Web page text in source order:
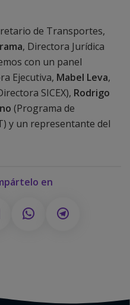
de Transportes,
, Directora Jurídica
con un panel
Ejecutiva, Mabel Leva,
SICEX), Rodrigo
(Programa de
y un representante del
en